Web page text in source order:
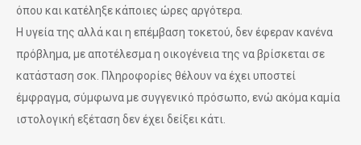
όπου και κατέληξε κάποιες ώρες αργότερα.
Η υγεία της αλλά και η επέμβαση τοκετού, δεν έφεραν κανένα
πρόβλημα, με αποτέλεσμα η οικογένεια της να βρίσκεται σε
κατάσταση σοκ. Πληροφορίες θέλουν να έχει υποστεί
έμφραγμα, σύμφωνα με συγγενικό πρόσωπο, ενώ ακόμα καμία
ιστολογική εξέταση δεν έχει δείξει κάτι.